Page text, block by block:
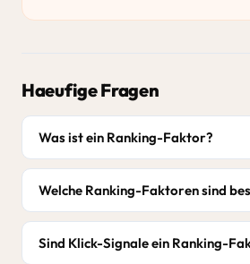
Haeufige Fragen
Was ist ein Ranking-Faktor?
Welche Ranking-Faktoren sind
Sind Klick-Signale ein Ranking-